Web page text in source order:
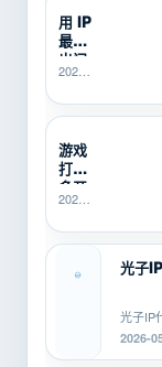
文从...
手，不
知道
SOCKS5、
HTTP、
有什...
用 IP
最怕
出问
题没
管？
2026-
21:40:14
游戏
打金
多开
总翻
先用
2026-
16:14:49
光子
光子IP
议，适
2026-